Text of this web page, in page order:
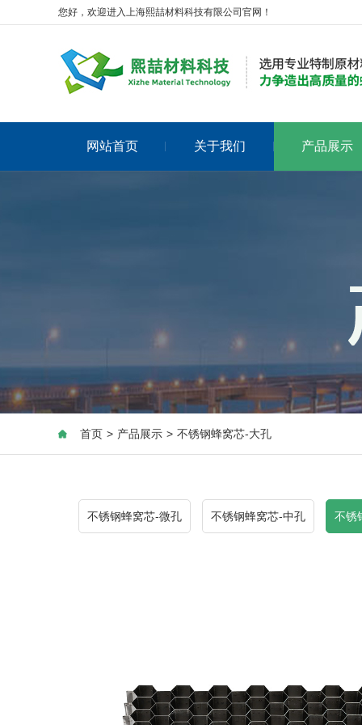
您好，欢迎进入上海熙喆材料科技有限公司官网！
网站首页 关于我们 产品展示
首页 > 产品展示 > 不锈钢蜂窝芯-大孔
不锈钢蜂窝芯-微孔 不锈钢蜂窝芯-中孔 不锈